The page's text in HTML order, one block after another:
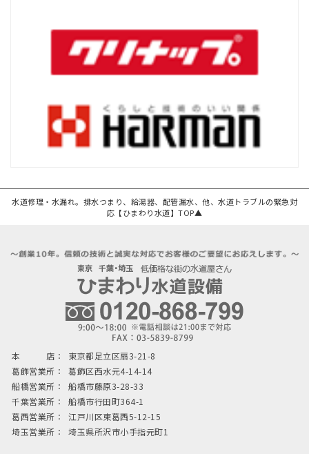
水道修理・水漏れ。排水つまり、給湯器、配管漏水、他、水道トラブルの緊急対
応【ひまわり水道】TOP▲
本 店：
東京都足立区扇3-21-8
葛飾営業所：
葛飾区西水元4-14-14
船橋営業所：
船橋市藤原3-28-33
千葉営業所：
船橋市行田町364-1
葛西営業所：
江戸川区東葛西5-12-15
埼玉営業所：
埼玉県所沢市小手指元町1